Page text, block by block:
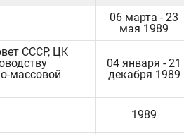
06 марта - 23
мая 1989
СССР, ЦК
массовой
04 января - 21
декабря 1989
1989